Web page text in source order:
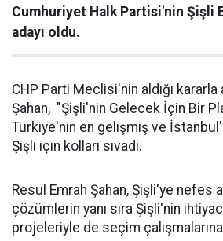
Cumhuriyet Halk Partisi'nin Şişli
adayı oldu.
CHP Parti Meclisi'nin aldığı kararla
Şahan, "Şişli'nin Gelecek İçin Bir
Türkiye'nin en gelişmiş ve
Şişli için kolları sıvadı.
Resul Emrah Şahan, Şişli'ye nefes
çözümlerin yanı sıra Şişli'nin
projeleriyle de seçim çalışmalarına